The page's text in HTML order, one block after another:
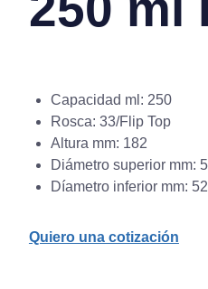
Capacidad ml: 250
Rosca: 33/Flip Top
Altura mm: 182
Diámetro superior mm:
Díametro inferior mm:
Quiero una cotización